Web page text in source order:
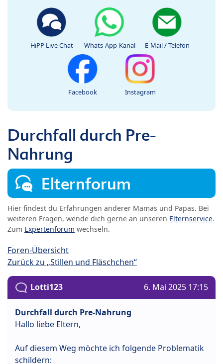
HiPP Live Chat Whats-App-Kanal E-Mail / Telefon
Facebook Instagram
Durchfall durch Pre-
Nahrung
Elternforum
Hier findest du Erfahrungen anderer Mamas und Papas. Bei
weiteren Fragen, wende dich gerne an unseren Elternservice.
Zum Expertenforum wechseln.
Foren-Übersicht
Zurück zu „Stillen und Fläschchen“
Lotti123 6. Mai 2025 17:15
Durchfall durch Pre-Nahrung
Hallo liebe Eltern,
Auf diesem Weg möchte ich folgende Problematik
schildern: